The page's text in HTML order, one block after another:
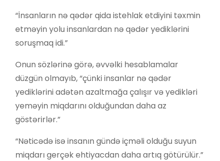
“İnsanların nə qədər qida istehlak etdiyini təxmin
etməyin yolu insanlardan nə qədər yediklərini
soruşmaq idi.”
Onun sözlərinə görə, əvvəlki hesablamalar
düzgün olmayıb, “çünki insanlar nə qədər
yediklərini adətən azaltmağa çalışır və yedikləri
yeməyin miqdarını olduğundan daha az
göstərirlər.”
“Nəticədə isə insanın gündə içməli olduğu suyun
miqdarı gerçək ehtiyacdan daha artıq götürülür.”